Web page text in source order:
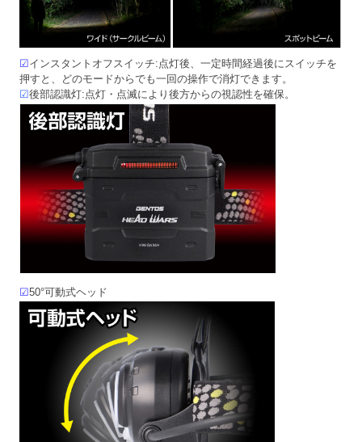
☑インスタントオフスイッチ:点灯後、一定時間経過後にスイッチを
押すと、どのモードからでも一回の操作で消灯できます。
☑後部認識灯:点灯・点滅により後方からの視認性を確保。
☑50°可動式ヘッド